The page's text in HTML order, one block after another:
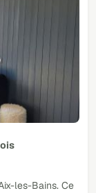
les-Bains. Ce